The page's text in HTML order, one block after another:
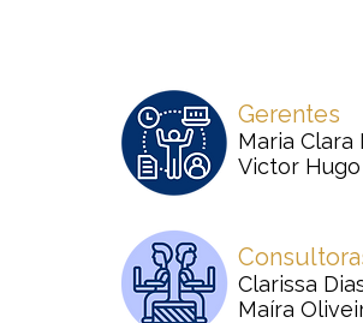
Gerentes
Maria Clara
Victor
Clarissa
Maíra